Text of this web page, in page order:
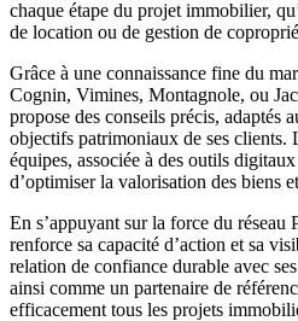
chaque étape du projet immobilier,
de location ou de gestion de
Grâce à une connaissance fine du
Cognin, Vimines, Montagnole, ou
propose des conseils précis, adaptés
objectifs patrimoniaux de ses clients.
équipes, associée à des outils
d’optimiser la valorisation des biens
En s’appuyant sur la force du
renforce sa capacité d’action et sa
relation de confiance durable avec
ainsi comme un partenaire de
efficacement tous les projets